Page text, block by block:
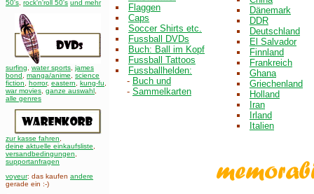
50's rock'n'roll 50's und mehr
surfing water sports james
bond
manga/anime
science
fiction
horror, eastern kung-fu
war movies ganze auswahl
alle genres
zur kasse fahren
deine aktuelle einkaufsliste
versandbedingungen
supportanfragen
voyeur: das kaufen andere
gerade ein :-)
Flaggen
Caps
Soccer Shirts etc.
Fussball DVDs
Buch: Ball im Kopf
Fussball Tattoos
Fussballhelden:
- Buch und
- Sammelkarten
Dänemark
DDR
Deutschland
El Salvador
Finnland
Frankreich
Ghana
Griechenland
Holland
Iran
Irland
Italien